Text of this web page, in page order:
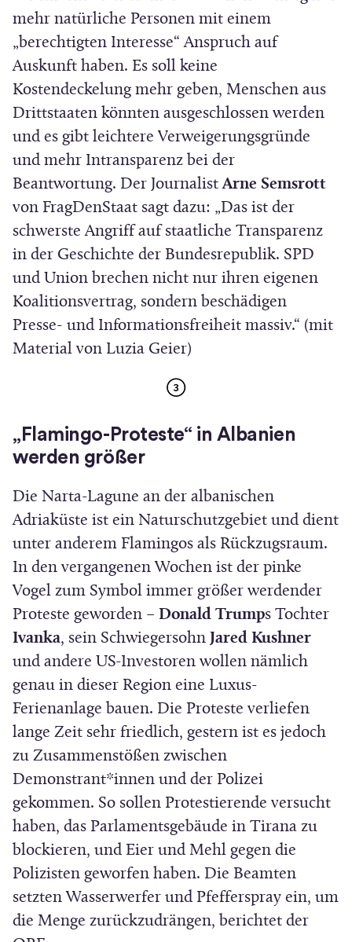
n
mehr natürliche Personen mit einem
„berechtigten Interesse“ Anspruch auf
Auskunft haben. Es soll keine
Kostendeckelung mehr geben, Menschen aus
Drittstaaten könnten ausgeschlossen werden
und es gibt leichtere Verweigerungsgründe
und mehr Intransparenz bei der
Beantwortung. Der JournalistArne Semsrott
von FragDenStaat sagt dazu: „Das ist der
schwerste Angriff auf staatliche Transparenz
in der Geschichte der Bundesrepublik. SPD
und Union brechen nicht nur ihren eigenen
Koalitionsvertrag, sondern beschädigen
Presse- und Informationsfreiheit massiv.“ (mit
Material von Luzia Geier)
„Flamingo-Proteste“ in Albanien
werden größer
Die Narta-Lagune an der albanischen
Adriaküste ist ein Naturschutzgebiet und dient
unter anderem Flamingos als Rückzugsraum.
In den vergangenen Wochen ist der pinke
Vogel zum Symbol immer größer werdender
Proteste geworden – Donald Trumps Tochter
Ivanka, sein Schwiegersohn Jared Kushner
und andere US-Investoren wollen nämlich
genau in dieser Region eine Luxus-
Ferienanlage bauen. Die Proteste verliefen
lange Zeit sehr friedlich, gestern ist es jedoch
zu Zusammenstößen zwischen
Demonstrant*innen und der Polizei
gekommen. So sollen Protestierende versucht
haben, das Parlamentsgebäude in Tirana zu
blockieren, und Eier und Mehl gegen die
Polizisten geworfen haben. Die Beamten
setzten Wasserwerfer und Pfefferspray ein, um
die Menge zurückzudrängen, berichtet der